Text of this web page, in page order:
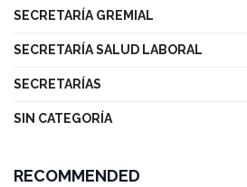
SECRETARÍA GREMIAL
SECRETARÍA SALUD LABORAL
SECRETARÍAS
SIN CATEGORÍA
RECOMMENDED